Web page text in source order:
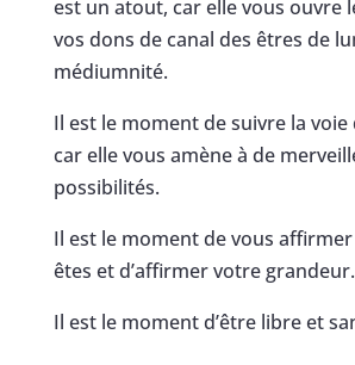
est un atout, car elle vous ouvre
vos dons de canal des êtres de
médiumnité.
Il est le moment de suivre la voie
car elle vous amène à de
possibilités.
Il est le moment de vous
êtes et d’affirmer votre grandeur.
Il est le moment d’être libre et